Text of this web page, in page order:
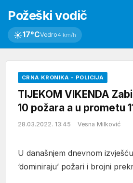
Požeški vodič
☀17°CVedro4 km/h
CRNA KRONIKA - POLICIJA
TIJEKOM VIKENDA
10 požara a u prometu
28.03.2022. 13:45 Vesna Milković
U današnjem dnevnom
‘dominiraju’ požari i brojni